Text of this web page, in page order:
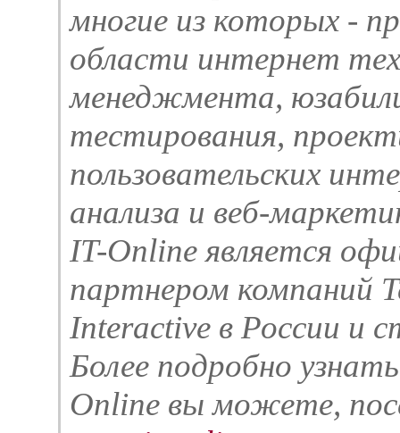
многие из которых -
области интернет
менеджмента,
тестирования,
пользовательских
анализа и веб-
IT-Online является
партнером компаний
Interactive в России и
Более подробно
Online вы можете,